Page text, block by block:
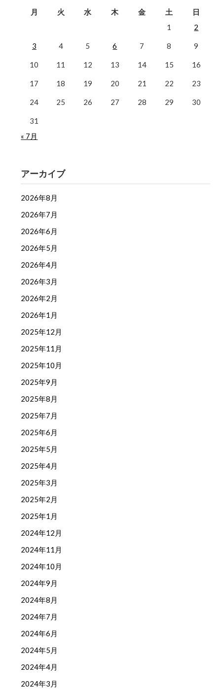
月 火 水 木 金 土
日
1
2
3 4 5 6 7 8 9
10 11 12 13 14 15 16
17 18 19 20 21 22 23
24 25 26 27 28 29 30
31
« 7月
アーカイブ
2026年8月
2026年7月
2026年6月
2026年5月
2026年4月
2026年3月
2026年2月
2026年1月
2025年12月
2025年11月
2025年10月
2025年9月
2025年8月
2025年7月
2025年6月
2025年5月
2025年4月
2025年3月
2025年2月
2025年1月
2024年12月
2024年11月
2024年10月
2024年9月
2024年8月
2024年7月
2024年6月
2024年5月
2024年4月
2024年3月